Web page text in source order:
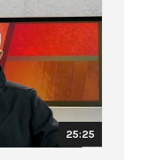
25:25